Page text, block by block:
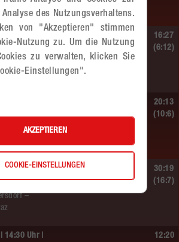
16:27
(6:12)
20:13
(10:6)
| 19:05 Uhr |
–
30:19
(16:7)
14:30 Uhr |
12:20
des Nutzungsverhaltens.
von "Akzeptieren" stimmen
Nutzung zu. Um die Nutzung
zu verwalten, klicken Sie
Einstellungen".
AKZEPTIEREN
COOKIE-EINSTELLUNGEN